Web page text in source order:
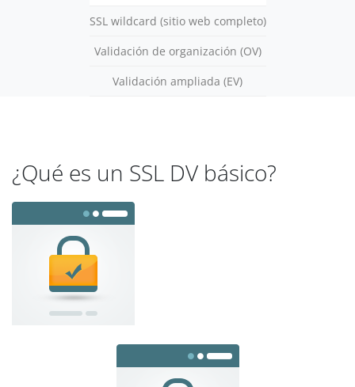
SSL wildcard (sitio web completo)
Validación de organización (OV)
Validación ampliada (EV)
¿Qué es un SSL DV básico?